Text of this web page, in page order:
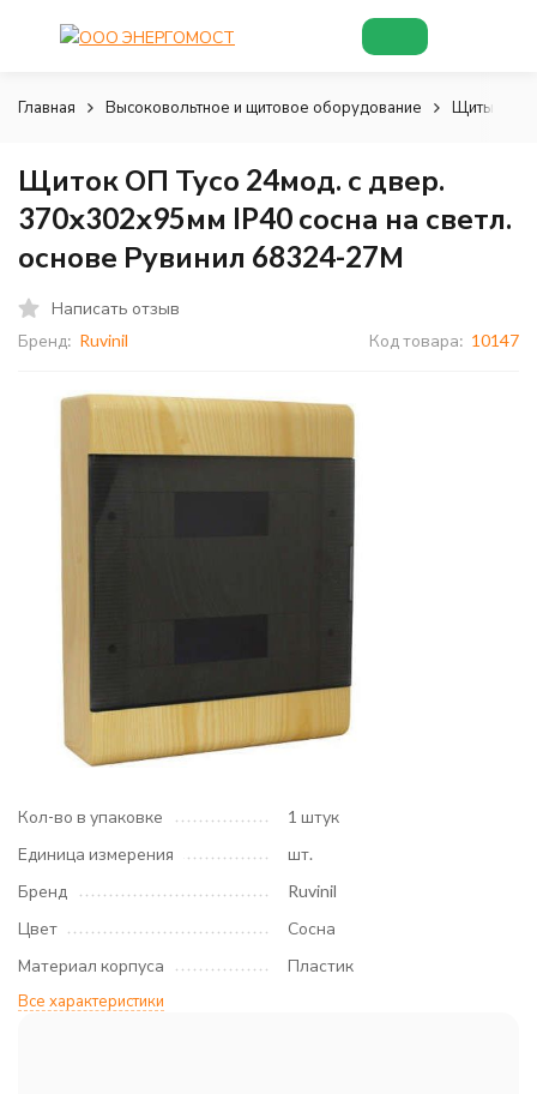
Главная Высоковольтное и щитовое оборудование Щиты и
Щиток ОП Тусо 24мод. с двер.
370х302х95мм IP40 сосна на светл.
основе Рувинил 68324-27М
Написать отзыв
Бренд: Ruvinil Код товара: 10147
Кол-во в упаковке
1 штук
Единица измерения
шт.
Бренд
Ruvinil
Цвет
Сосна
Материал корпуса
Пластик
Все характеристики